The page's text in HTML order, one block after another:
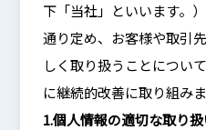
下「当社」といいます。
通り定め、お客様や取引
しく取り扱うことについ
に継続的改善に取り組みま
1.個人情報の適切な取り